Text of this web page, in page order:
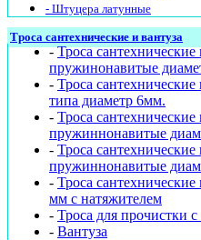
- Штуцера латунные
Троса сантехнические и вантуза
-Троса
пружинонавитые
- Троса
типа диаметр 6мм.
- Троса
пружиннонавитые
- Троса
пружиннонавитые
- Троса
мм с натяжителем
- Троса для прочистки с
- Вантуза